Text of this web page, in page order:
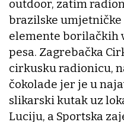
outdoor, zatim
brazilske
elemente borilačkih
pesa. Zagrebačka
cirkusku radionicu,
čokolade jer je u
slikarski kutak uz
Luciju, a Sportska